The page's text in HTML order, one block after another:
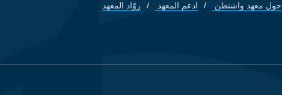
Footer quick links
حول معهد واشنطن ادعم المعهد روّاد المعهد